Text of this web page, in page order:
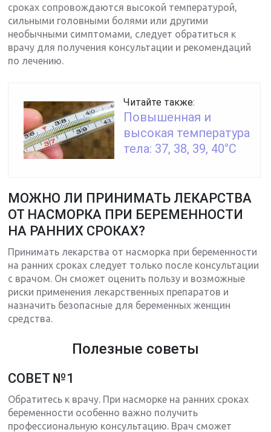
сроках сопровождаются высокой температурой,
сильными головными болями или другими
необычными симптомами, следует обратиться к
врачу для получения консультации и рекомендаций
по лечению.
Читайте также:
Повышенная и
высокая температура
тела: 37, 38, 39, 40°С
МОЖНО ЛИ ПРИНИМАТЬ ЛЕКАРСТВА
ОТ НАСМОРКА ПРИ БЕРЕМЕННОСТИ
НА РАННИХ СРОКАХ?
Принимать лекарства от насморка при беременности
на ранних сроках следует только после консультации
с врачом. Он сможет оценить пользу и возможные
риски применения лекарственных препаратов и
назначить безопасные для беременных женщин
средства.
Полезные советы
СОВЕТ №1
Обратитесь к врачу. При насморке на ранних сроках
беременности особенно важно получить
профессиональную консультацию. Врач сможет